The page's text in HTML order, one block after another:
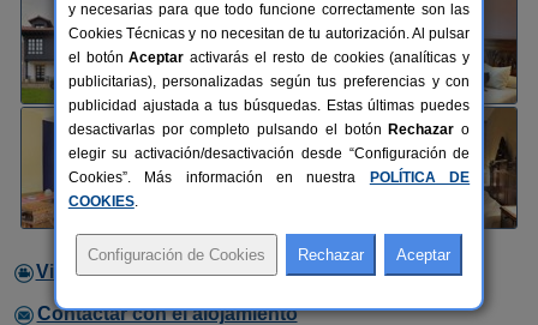
Video
Contactar con el alojamiento
y necesarias para que todo funcione correctamente son las
Cookies Técnicas y no necesitan de tu autorización. Al pulsar
el botónAceptar activarás el resto de cookies (analíticas y
publicitarias), personalizadas según tus preferencias y con
publicidad ajustada a tus búsquedas. Estas últimas puedes
desactivarlas por completo pulsando el botón Rechazar o
elegir su activación/desactivación desde “Configuración de
Cookies”. Más información en nuestra
POLÍTICA DE
COOKIES.